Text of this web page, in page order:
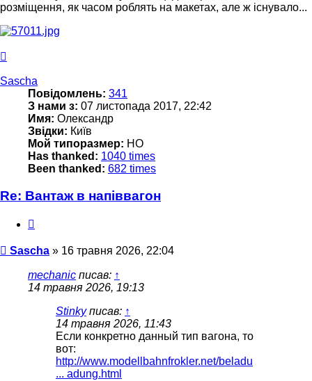
розміщення, як часом роблять на макетах, але ж існувало...
Sascha
Повідомлень: 341
З нами з: 07 листопада 2017, 22:42
Имя: Олександр
Звідки: Київ
Мой типоразмер: НО
Has thanked: 1040 times
Been thanked: 682 times
Re: Вантаж в напіввагон
Повідомлення
Sascha » 16 травня 2026, 22:04
mechanic писав: ↑
14 травня 2026, 19:13
Stinkyписав: ↑
14 травня 2026, 11:43
Если конкретно данный тип вагона, то
вот:
http://www.modellbahnfrokler.net/beladu
... adung.html